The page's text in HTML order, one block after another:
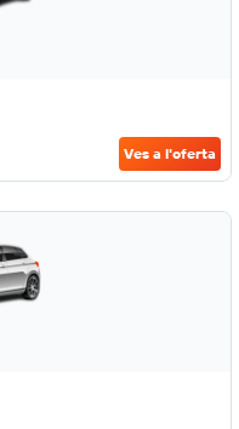
Ves a l'oferta